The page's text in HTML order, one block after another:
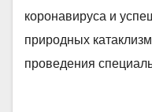
коронавируса и
природных
проведения